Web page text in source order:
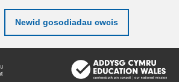
Newid gosodiadau cwcis